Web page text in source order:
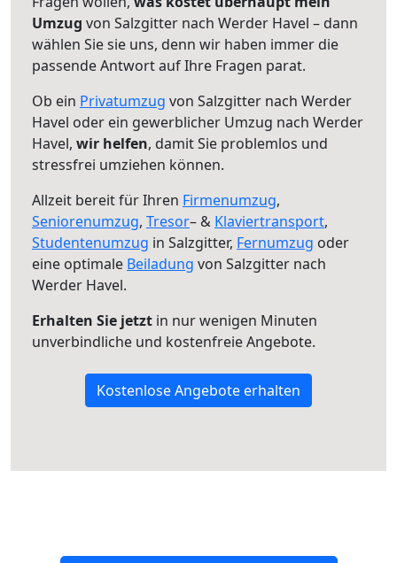
Umzug von Salzgitter nach Werder Havel – dann
wählen Sie sie uns, denn wir haben immer die
passende Antwort auf Ihre Fragen parat.
Ob ein Privatumzug von Salzgitter nach Werder
Havel oder ein gewerblicher Umzug nach Werder
Havel, wir helfen, damit Sie problemlos und
stressfrei umziehen können.
Allzeit bereit für Ihren Firmenumzug,
Seniorenumzug, Tresor– & Klaviertransport,
Studentenumzug in Salzgitter, Fernumzug oder
eine optimale Beiladung von Salzgitter nach
Werder Havel.
Erhalten Sie jetzt in nur wenigen Minuten
unverbindliche und kostenfreie Angebote.
Kostenlose Angebote erhalten